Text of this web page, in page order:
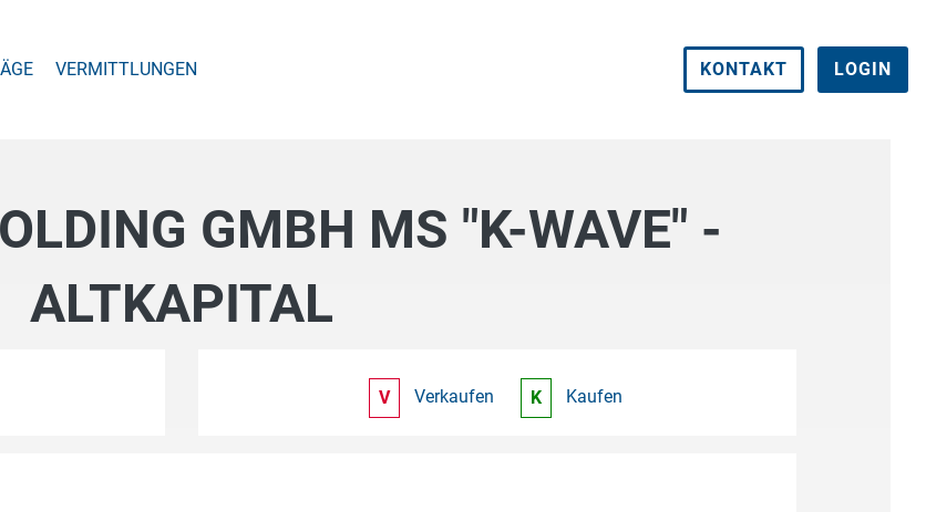
VERMITTLUNGEN KONTAKT LOGIN
GMBH MS "K-WAVE" -
ALTKAPITAL
V Verkaufen K Kaufen